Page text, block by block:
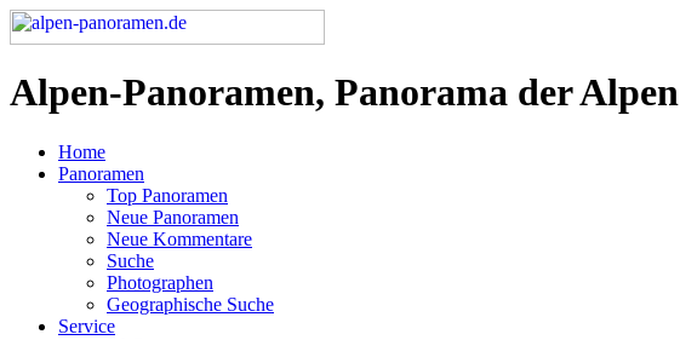
Alpen-Panoramen, Panorama der Alpen
Home
Panoramen
Top Panoramen
Neue Panoramen
Neue Kommentare
Suche
Photographen
Geographische Suche
Service